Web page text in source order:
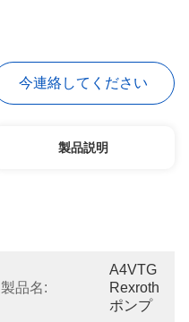
今連絡してください
製品説明
製品名:
A4VTG
Rexroth
ポンプ